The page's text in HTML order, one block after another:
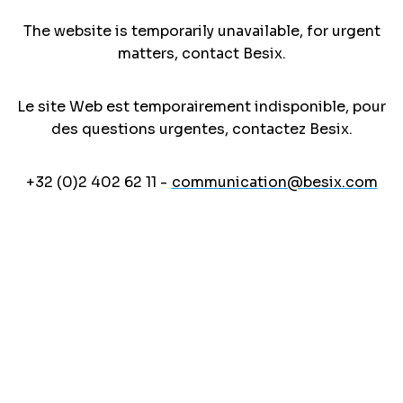
The website is temporarily unavailable, for urgent
matters, contact Besix.
Le site Web est temporairement indisponible, pour
des questions urgentes, contactez Besix.
+32 (0)2 402 62 11 - communication@besix.com